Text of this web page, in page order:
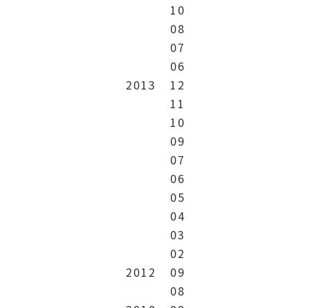
10
08
07
06
2013
12
11
10
09
07
06
05
04
03
02
2012
09
08